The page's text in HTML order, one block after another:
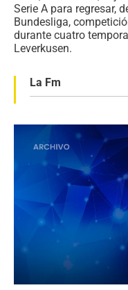
Serie A para regresar,
Bundesliga,
durante cuatro
Leverkusen.
La Fm